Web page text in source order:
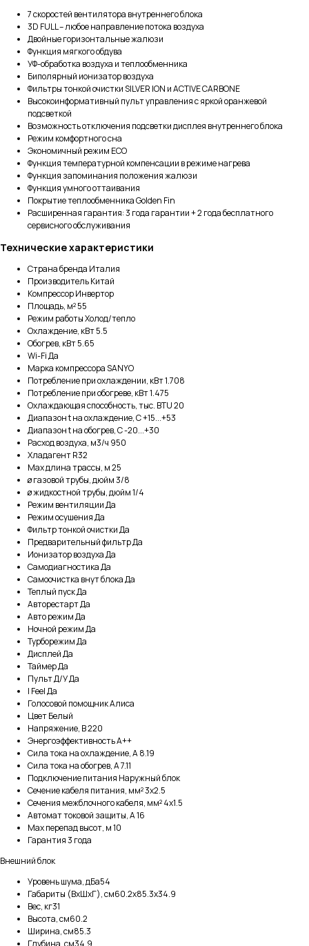
7 скоростей вентилятора внутреннего блока
3D FULL – любое направление потока воздуха
Двойные горизонтальные жалюзи
Функция мягкого обдува
УФ-обработка воздуха и теплообменника
Биполярный ионизатор воздуха
Фильтры тонкой очистки SILVER ION и ACTIVE CARBONE
Высокоинформативный пульт управления с яркой оранжевой
подсветкой
Возможность отключения подсветки дисплея внутреннего блока
Режим комфортного сна
Экономичный режим ECO
Функция температурной компенсации в режиме нагрева
Функция запоминания положения жалюзи
Функция умного оттаивания
Покрытие теплообменника Golden Fin
Расширенная гарантия: 3 года гарантии + 2 года бесплатного
сервисного обслуживания
Технические характеристики
Страна бренда Италия
Производитель Китай
Компрессор Инвертор
Площадь, м² 55
Режим работы Холод/тепло
Охлаждение, кВт 5.5
Обогрев, кВт 5.65
Wi-Fi Да
Марка компрессора SANYO
Потребление при охлаждении, кВт 1.708
Потребление при обогреве, кВт 1.475
Охлаждающая способность, тыс. BTU 20
Диапазон t на охлаждение, С +15...+53
Диапазон t на обогрев, С -20...+30
Расход воздуха, м3/ч 950
Хладагент R32
Max длина трассы, м 25
ø газовой трубы, дюйм 3/8
ø жидкостной трубы, дюйм 1/4
Режим вентиляции Да
Режим осушения Да
Фильтр тонкой очистки Да
Предварительный фильтр Да
Ионизатор воздуха Да
Самодиагностика Да
Самоочистка внут блока Да
Теплый пуск Да
Авторестарт Да
Авто режим Да
Ночной режим Да
Турборежим Да
Дисплей Да
Таймер Да
Пульт Д/У Да
I Feel Да
Голосовой помощник Алиса
Цвет Белый
Напряжение, В 220
Энергоэффективность A++
Сила тока на охлаждение, А 8.19
Сила тока на обогрев, А 7.11
Подключение питания Наружный блок
Сечение кабеля питания, мм² 3x2.5
Сечения межблочного кабеля, мм² 4x1.5
Автомат токовой защиты, А 16
Max перепад высот, м 10
Гарантия 3 года
Внешний блок
Уровень шума, дБа54
Габариты (ВхШхГ), см60.2x85.3x34.9
Вес, кг31
Высота, см60.2
Ширина, см85.3
Глубина, см34.9